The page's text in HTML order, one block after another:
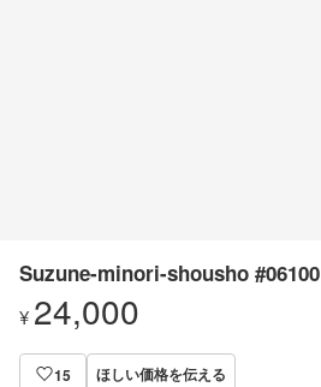
Suzune-minori-shousho #06100
¥ 24,000
15 ほしい価格を伝える